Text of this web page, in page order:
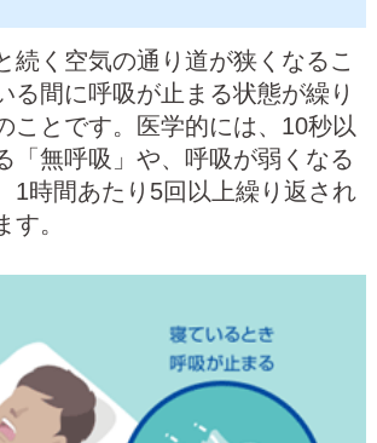
続く空気の通り道が狭くなるこ
る間に呼吸が止まる状態が繰り
ことです。医学的には、10秒以
「無呼吸」や、呼吸が弱くなる
1時間あたり5回以上繰り返され
す。